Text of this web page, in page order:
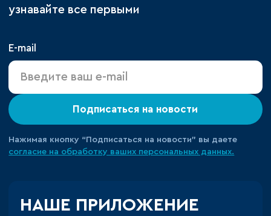
узнавайте все первыми
E-mail
Подписаться на новости
Нажимая кнопку “Подписаться на новости” вы даете
согласие на обработку ваших персональных данных.
НАШЕ ПРИЛОЖЕНИЕ